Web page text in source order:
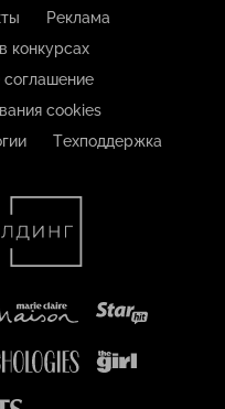
Реклама
конкурсах
соглашение
cookies
Техподдержка